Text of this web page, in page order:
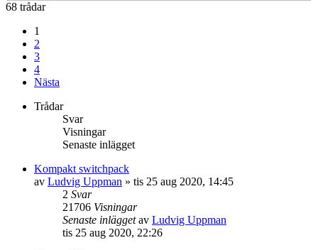
68 trådar
1
2
3
4
Nästa
Trådar
Svar
Visningar
Senaste inlägget
Kompakt switchpack
av Ludvig Uppman » tis 25 aug 2020, 14:45
2 Svar
21706 Visningar
Senaste inläggetav Ludvig Uppman
tis 25 aug 2020, 22:26